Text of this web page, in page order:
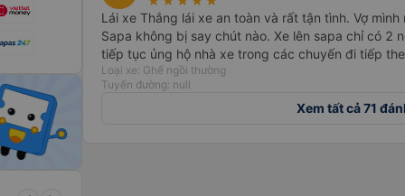
thể
có
nước
tới cho
thế,
Lái xe Thắng lái xe an toàn và rất tận tình. Vợ
Sapa không bị say chút nào. Xe lên sapa chỉ có 2
tiếp tục ủng hộ nhà xe trong các chuyến đi tiếp
Loại xe: Ghế ngồi thường
Tuyến đường: null
Xem tất cả 71